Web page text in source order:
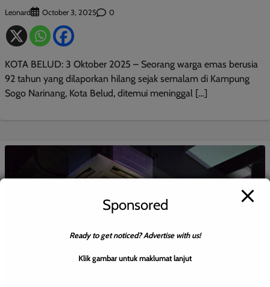
Leonard October 3, 2025 0
KOTA BELUD: 3 Oktober 2025 – Seorang warga emas berusia
92 tahun yang dilaporkan hilang sejak semalam di Kampung
Sogo Narinang, Kota Belud, ditemui meninggal […]
Sponsored
Ready to get noticed? Advertise with us!
Klik gambar untuk maklumat lanjut